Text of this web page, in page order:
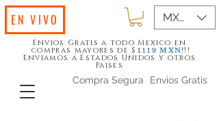
Envios Gratis
Compra Segura
Envios Gratis a todo Mexico en
compras mayores de $ 1119 MXN!!!
Enviamos a Estados Unidos y otros
Paises
MXN ($)
EN VIVO